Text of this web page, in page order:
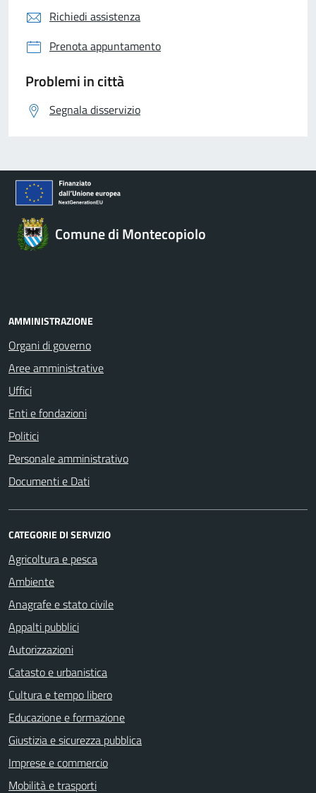
Richiedi assistenza
Prenota appuntamento
Problemi in città
Segnala disservizio
Comune di Montecopiolo
AMMINISTRAZIONE
Organi di governo
Aree amministrative
Uffici
Enti e fondazioni
Politici
Personale amministrativo
Documenti e Dati
CATEGORIE DI SERVIZIO
Agricoltura e pesca
Ambiente
Anagrafe e stato civile
Appalti pubblici
Autorizzazioni
Catasto e urbanistica
Cultura e tempo libero
Educazione e formazione
Giustizia e sicurezza pubblica
Imprese e commercio
Mobilità e trasporti